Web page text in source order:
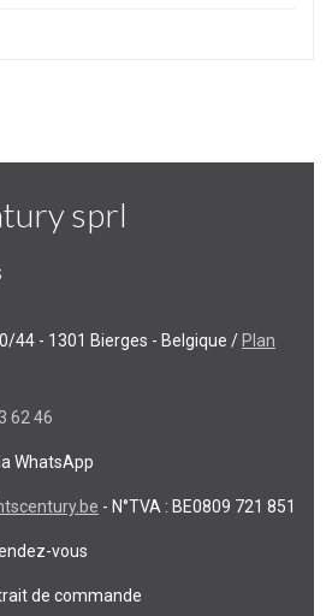
sprl
44 - 1301 Bierges - Belgique / Plan
62 46
WhatsApp
- N°TVA : BE0809 721 851
vous
de commande